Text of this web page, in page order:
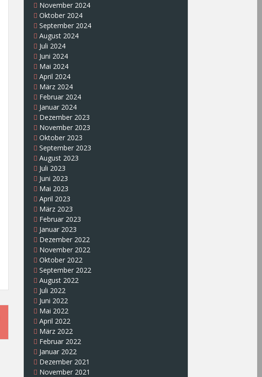
November 2024
Oktober 2024
September 2024
August 2024
Juli 2024
Juni 2024
Mai 2024
April 2024
März 2024
Februar 2024
Januar 2024
Dezember 2023
November 2023
Oktober 2023
September 2023
August 2023
Juli 2023
Juni 2023
Mai 2023
April 2023
März 2023
Februar 2023
Januar 2023
Dezember 2022
November 2022
Oktober 2022
September 2022
August 2022
Juli 2022
Juni 2022
Mai 2022
April 2022
März 2022
Februar 2022
Januar 2022
Dezember 2021
November 2021